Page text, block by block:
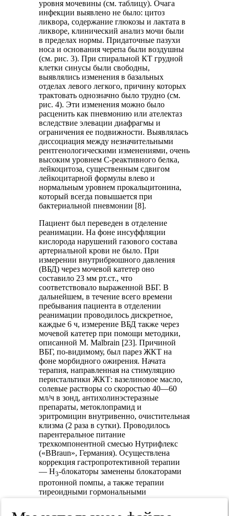
уровня мочевины (см. таблицу). Очага
инфекции выявлено не было: цитоз
ликвора, содержание глюкозы и лактата в
ликворе, клинический анализ мочи были
в пределах нормы. Придаточные пазухи
носа и основания черепа были воздушны
(см. рис. 3). При спиральной КТ грудной
клетки синусы были свободны,
выявлялись изменения в базальных
отделах левого легкого, причину которых
трактовать однозначно было трудно (см.
рис. 4). Эти изменения можно было
расценить как пневмонию или ателектаз
вследствие элевации диафрагмы и
ограничения ее подвижности. Выявлялась
диссоциация между незначительными
рентгенологическими изменениями, очень
высоким уровнем С-реактивного белка,
лейкоцитоза, существенным сдвигом
лейкоцитарной формулы влево и
нормальным уровнем прокальцитонина,
который всегда повышается при
бактериальной пневмонии [8].
Пациент был переведен в отделение
реанимации. На фоне инсуффляции
кислорода нарушений газового состава
артериальной крови не было. При
измерении внутрибрюшного давления
(ВБД) через мочевой катетер оно
составило 23 мм рт.ст., что
соответствовало выраженной ВБГ. В
дальнейшем, в течение всего времени
пребывания пациента в отделении
реанимации проводилось дискретное,
каждые 6 ч, измерение ВБД также через
мочевой катетер при помощи методики,
описанной M. Malbrain [23]. Причиной
ВБГ, по-видимому, был парез ЖКТ на
фоне морбидного ожирения. Начата
терапия, направленная на стимуляцию
перистальтики ЖКТ: вазелиновое масло,
солевые растворы со скоростью 40—60
мл/ч в зонд, антихолинэстеразные
препараты, метоклопрамид и
эритромицин внутривенно, очистительная
клизма (2 раза в сутки). Проводилось
парентеральное питание
трехкомпонентной смесью Нутрифлекс
(«BBraun», Германия). Осуществлена
коррекция гастропротективной терапии
— H3-блокаторы заменены блокаторами
протонной помпы, а также терапии
тиреоидными гормональными
дозе 200 мкг/сут был добавлен тиреокомб